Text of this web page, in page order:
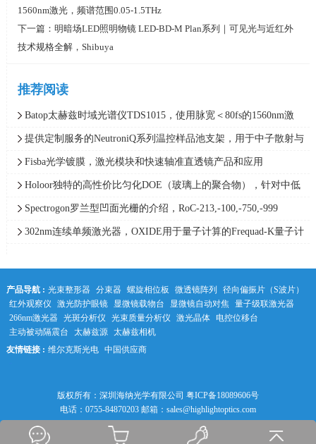
1560nm激光，频谱范围0.05-1.5THz
下一篇： 明暗场LED照明物镜 LED-BD-M Plan系列｜可见光与近红外
技术规格全解，Shibuya
推荐阅读
Batop太赫兹时域光谱仪TDS1015，使用脉宽＜80fs的1560nm激
光，频谱范围0.05-1.5THz
提供定制服务的NeutroniQ系列温控样品池支架，用于中子散射与
X射线散射实验，Quantum Northwest
Fisba光学镀膜，激光模块和快速轴准直透镜产品和应用
Holoor独特的高性价比匀化DOE（玻璃上的聚合物），针对中低
功率范围应用最精确的光束整形解决方案
Spectrogon罗兰型凹面光栅的介绍，RoC-213,-100,-750,-999
302nm连续单频激光器，OXIDE用于量子计算的Frequad-K量子计
产品导航 : 光束整形器 分束器 螺旋相位板 微透镜阵列
径向偏振片（S波片）
红外观察仪
激光防护眼镜 显微镜载物台 显微镜自动对焦 量子级联激光器
266nm激光器 光斑分析仪 光束质量分析仪 激光晶体
电控位移台
主动被动隔震台
太赫兹源 太赫兹相机
友情链接 : 维尔克斯光电 中国供应商
版权所有：深圳海纳光学有限公司 粤ICP备18089606号
电话：0755-84870203 邮箱：sales@highlightoptics.com